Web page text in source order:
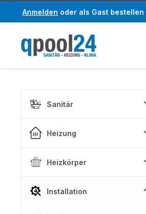
Hauptinhalt springen
Zur Suche springen
Anmelden oder als Gast bestellen
Sanitär
Heizung
Heizkörper
Installation